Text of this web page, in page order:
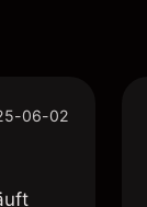
06-02